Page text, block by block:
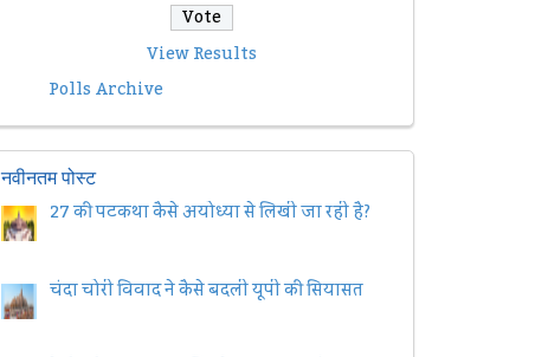
View Results
Polls Archive
नवीनतम पोस्ट
27 की पटकथा कैसे अयोध्या से लिखी जा रही है?
चंदा चोरी विवाद ने कैसे बदली यूपी की सियासत